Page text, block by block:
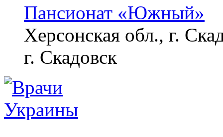
Пансионат «Южный»
Херсонская обл., г.
г. Скадовск